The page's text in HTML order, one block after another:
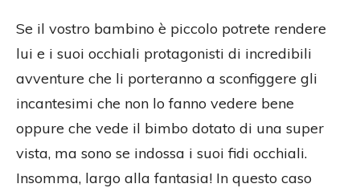
Se il vostro bambino è piccolo potrete rendere
lui e i suoi occhiali protagonisti di incredibili
avventure che li porteranno a sconfiggere gli
incantesimi che non lo fanno vedere bene
oppure che vede il bimbo dotato di una super
vista, ma sono se indossa i suoi fidi occhiali.
Insomma, largo alla fantasia! In questo caso